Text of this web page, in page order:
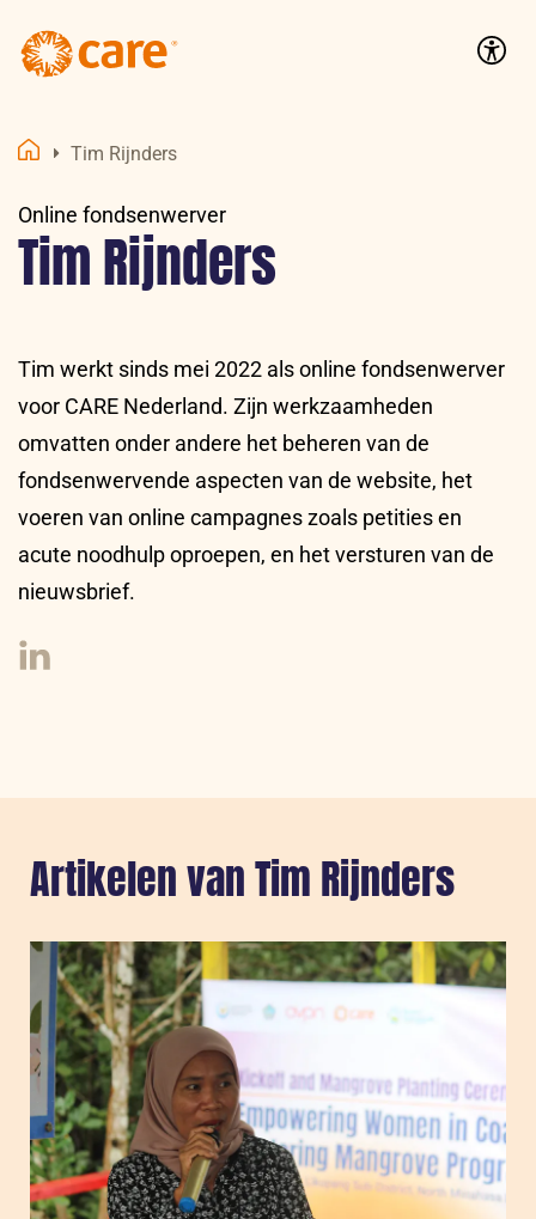
Tim Rijnders
Online fondsenwerver
Tim Rijnders
Tim werkt sinds mei 2022 als online fondsenwerver
voor CARE Nederland. Zijn werkzaamheden
omvatten onder andere het beheren van de
fondsenwervende aspecten van de website, het
voeren van online campagnes zoals petities en
acute noodhulp oproepen, en het versturen van de
nieuwsbrief.
Artikelen van Tim Rijnders